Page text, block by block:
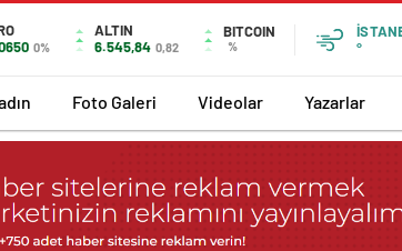
0%
ALTIN
6.545,84 0,82
BITCOIN
%
°
Foto Galeri Videolar Yazarlar